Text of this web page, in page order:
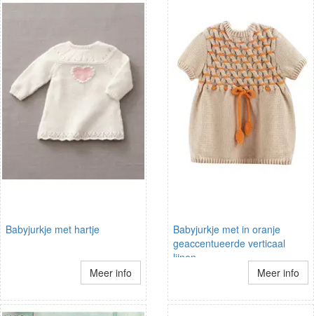
Babyjurkje met hartje
Meer info
Babyjurkje met in oranje
geaccentueerde verticaal
lijnen.
Meer info